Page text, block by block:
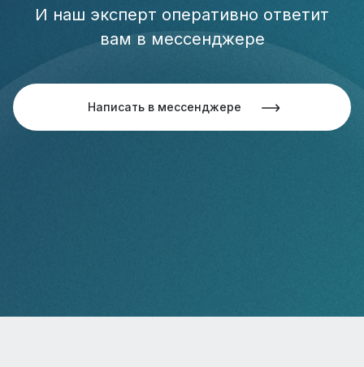
И наш эксперт оперативно ответит
вам в мессенджере
Написать в мессенджере